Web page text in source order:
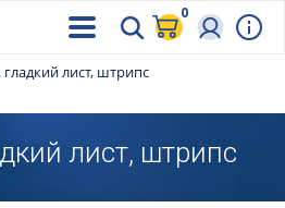
0
лист, штрипс
лист, штрипс